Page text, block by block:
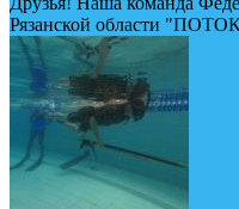
Рязанской области